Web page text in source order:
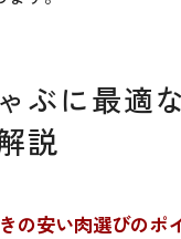
ぶに最適
説
の安い肉選びのポ